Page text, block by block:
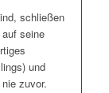
schließen
seine
und
zuvor.